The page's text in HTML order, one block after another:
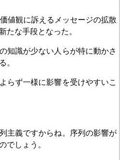
値観に訴えるメッセージの拡散
新たな手段となった。
知識が少ない人らが特に動かさ
いる。
らず一様に影響を受けやすいこ
主義ですからね。序列の影響が
うものでしょう。